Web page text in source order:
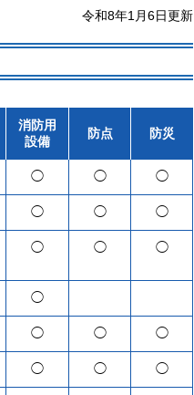
令和8年1月6日更新
消防用
設備
防点 防災
◯ ◯ ◯
◯ ◯ ◯
◯ ◯ ◯
◯
◯ ◯ ◯
◯ ◯ ◯